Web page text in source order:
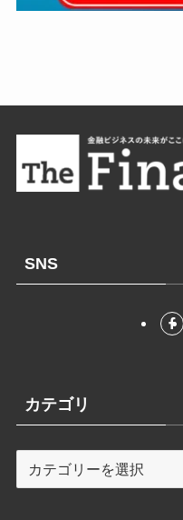
SNS
カテゴリ
テ